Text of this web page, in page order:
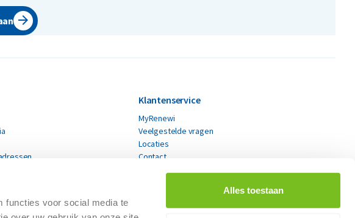
functies voor social media te
Alles toestaan
Klantenservice
MyRenewi
Veelgestelde vragen
Locaties
Contact